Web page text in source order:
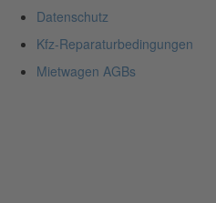
Datenschutz
Kfz-Reparaturbedingungen
Mietwagen AGBs